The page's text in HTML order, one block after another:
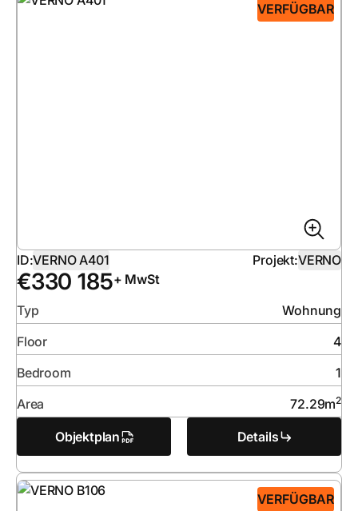
VERFÜGBAR
ID:VERNO A401 Projekt:VERNO
€330 185+ MwSt
Typ
Wohnung
Floor
4
Bedroom
1
Area
72.29m2
Objektplan Details
VERFÜGBAR